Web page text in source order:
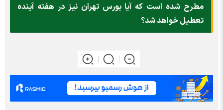
مطرح شده است که آیا بورس تهران نیز در هفته آینده
تعطیل خواهد شد؟